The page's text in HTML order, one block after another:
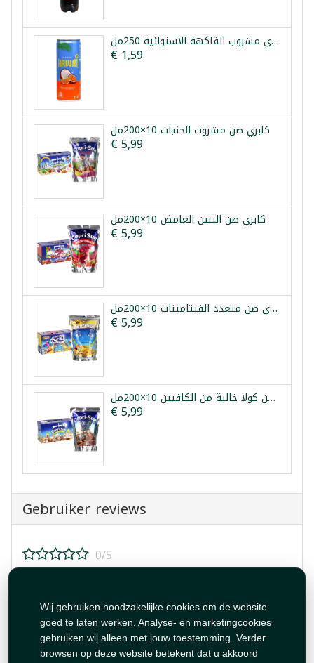
Wij gebruiken noodzakelijke cookies om de website
goed te laten werken. Analyse- en marketingcookies
gebruiken wij alleen met jouw toestemming. Verder
browsen op deze website betekent dat u akkoord
هاواي مشروب الفاكهة الاستوائية 250مل
€ 1,59
كابري صن مشروب الجنيات 10×200مل
€ 5,99
كابري صن التنين الغامض 10×200مل
€ 5,99
كابري صن متعدد الفيتامينات 10×200مل
€ 5,99
كابري صن كولا خالية من الكافيين 10×200مل
€ 5,99
Gebruiker reviews
0/5